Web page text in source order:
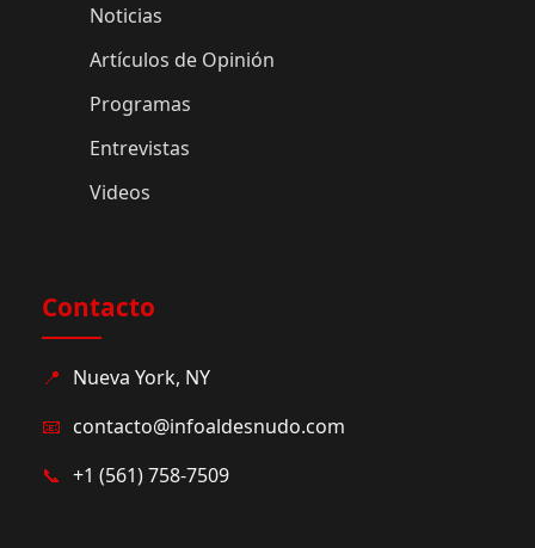
Noticias
Artículos de Opinión
Programas
Entrevistas
Videos
Contacto
📍 Nueva York, NY
📧 contacto@infoaldesnudo.com
📞 +1 (561) 758-7509